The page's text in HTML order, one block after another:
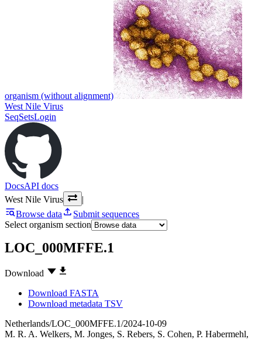
organism (without alignment)
West Nile Virus
SeqSetsLogin
DocsAPI docs
West Nile Virus
|
Browse data
Submit sequences
Select organism section
LOC_000MFFE.1
Download
Download FASTA
Download metadata TSV
Netherlands/LOC_000MFFE.1/2024-10-09
M. R. A. Welkers, M. Jonges, S. Rebers, S. Cohen, P. Habermehl,